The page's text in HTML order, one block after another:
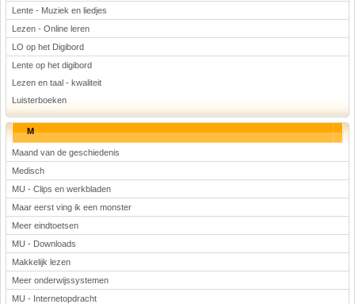
Lente - Muziek en liedjes
Lezen - Online leren
LO op het Digibord
Lente op het digibord
Lezen en taal - kwaliteit
Luisterboeken
M
Maand van de geschiedenis
Medisch
MU - Clips en werkbladen
Maar eerst ving ik een monster
Meer eindtoetsen
MU - Downloads
Makkelijk lezen
Meer onderwijssystemen
MU - Internetopdracht